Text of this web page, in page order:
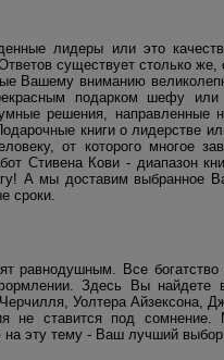
лидеры или это
существует столько
Вашему вниманию
подарком шефу
решения, направленные
книги о лидерстве
от которого многое
Стивена Кови - диапазон
А мы доставим выбранное
сроки.
равнодушным. Все
Здесь Вы найдете
Уолтера Айзексона,
не ставится под
на эту тему - Ваш лучший